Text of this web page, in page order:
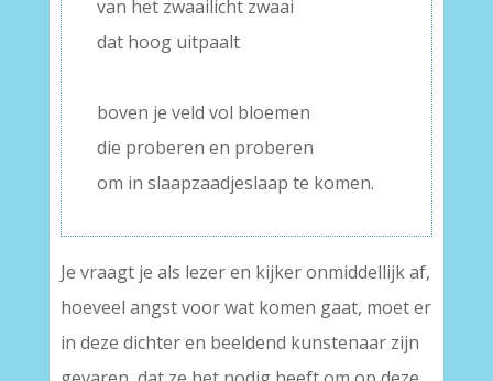
van het zwaailicht zwaai
dat hoog uitpaalt
boven je veld vol bloemen
die proberen en proberen
om in slaapzaadjeslaap te komen.
Je vraagt je als lezer en kijker onmiddellijk af,
hoeveel angst voor wat komen gaat, moet er
in deze dichter en beeldend kunstenaar zijn